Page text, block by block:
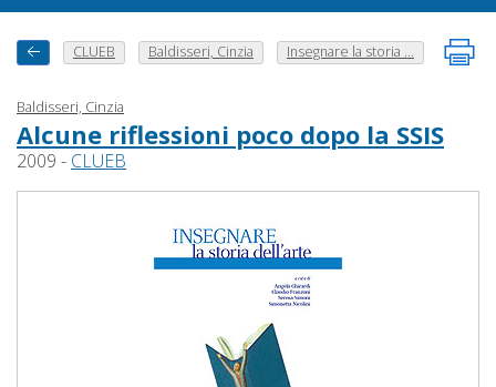
CLUEB Baldisseri, Cinzia Insegnare la storia ...
Baldisseri, Cinzia
Alcune riflessioni poco dopo la SSIS
2009 - CLUEB